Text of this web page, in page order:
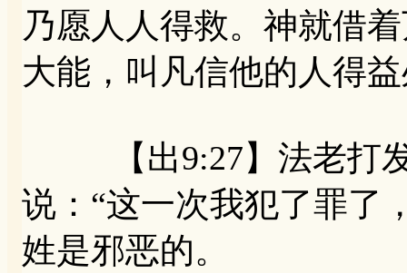
乃愿人人得救。神就借
大能，叫凡信他的人得
【出9:27】法老打发
说：“这一次我犯了罪了
姓是邪恶的。